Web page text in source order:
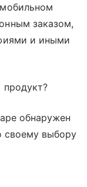
заказом,
и иными
обнаружен
своему выбору